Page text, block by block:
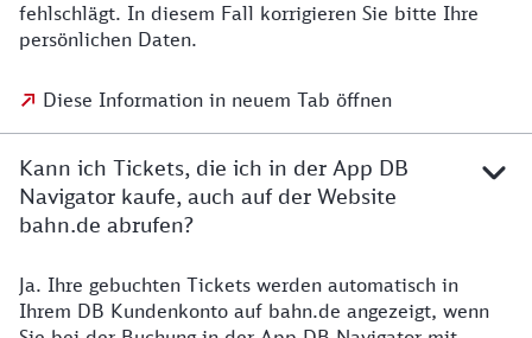
fehlschlägt. In diesem Fall korrigieren Sie bitte Ihre
persönlichen Daten.
Diese Information in neuem Tab öffnen
Kann ich Tickets, die ich in der App DB
Navigator kaufe, auch auf der Website
bahn.de abrufen?
Ja. Ihre gebuchten Tickets werden automatisch in
Ihrem DB Kundenkonto auf bahn.de angezeigt, wenn